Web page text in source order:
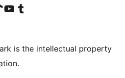
account
號Visit our YouTube channel
造訪我們的 Tumblr 帳號
is the intellectual property